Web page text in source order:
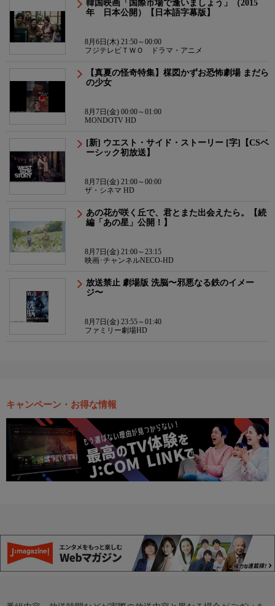
韓国映画「国際市場で逢いましょう」（2015
年 日本公開）【日本語字幕版】
8月6日(木) 21:50～00:00
フジテレビＴＷＯ ドラマ・アニメ
【真夏の怪奇特集】楳図かずお恐怖劇場 まだら
の少女
8月7日(金) 00:00～01:00
MONDOTV HD
[新] ウエスト・サイド・ストーリー [字]【CSベ
ーシック初放送】
8月7日(金) 21:00～00:00
ザ・シネマ HD
あの花が咲く丘で、君とまた出会えたら。【続
編「あの星」公開！】
8月7日(金) 21:00～23:15
映画･チャンネルNECO-HD
放送禁止 劇場版 洗脳〜邪悪なる鉄のイメー
ジ〜
8月7日(金) 23:55～01:40
ファミリー劇場HD
キャンペーン・お得な情報